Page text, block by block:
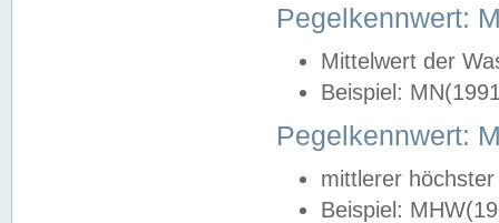
Pegelkennwert:
Mittelwert der
Beispiel:
Pegelkennwert:
mittlerer
Beispiel: